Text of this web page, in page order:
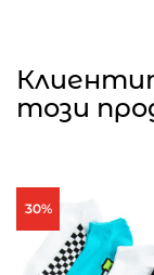
този
30%